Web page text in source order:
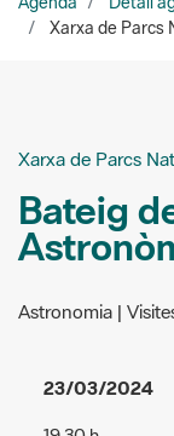
Astronomia |
23/03/2024
Acceso:de pago -
€ / Joves de 8 a 12